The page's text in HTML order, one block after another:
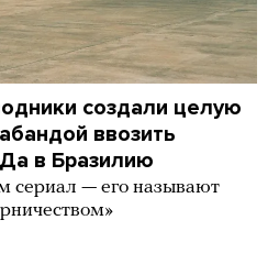
создали целую
ввозить
в Бразилию
сериал — его называют